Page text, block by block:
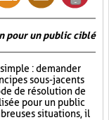
pour un public ciblé
: demander
sous-jacents
de résolution de
pour un public
situations, il